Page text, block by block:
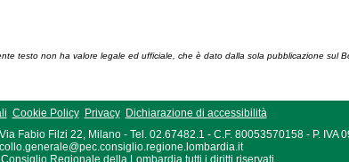
testo non ha valore legale ed ufficiale, che è dato dalla sola pubblicazione sul
Cookie Policy Privacy
Dichiarazione di accessibilità
Fabio Filzi 22, Milano - Tel. 02.67482.1 - C.F. 80053570158 - P. IVA
Regionale della Lombardia tutti i diritti riservati.